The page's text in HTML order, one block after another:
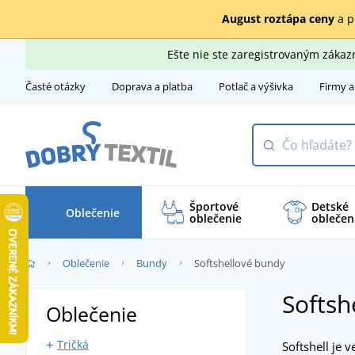
August roztápa cenya
Ešte nie ste zaregistrovaným
Časté otázky Doprava a platba Potlač a výšivka Firmy
Oblečenie Športové
oblečenie
Detské
Oblečenie Bundy Softshellové bundy
Softshell je
Oblečenie
Tričká